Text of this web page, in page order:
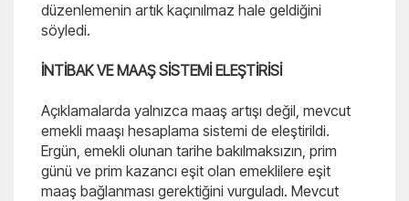
düzenlemenin artık kaçınılmaz hale geldiğini
söyledi.
İNTİBAK VE MAAŞ SİSTEMİ ELEŞTİRİSİ
Açıklamalarda yalnızca maaş artışı değil, mevcut
emekli maaşı hesaplama sistemi de eleştirildi.
Ergün, emekli olunan tarihe bakılmaksızın, prim
günü ve prim kazancı eşit olan emeklilere eşit
maaş bağlanması gerektiğini vurguladı. Mevcut